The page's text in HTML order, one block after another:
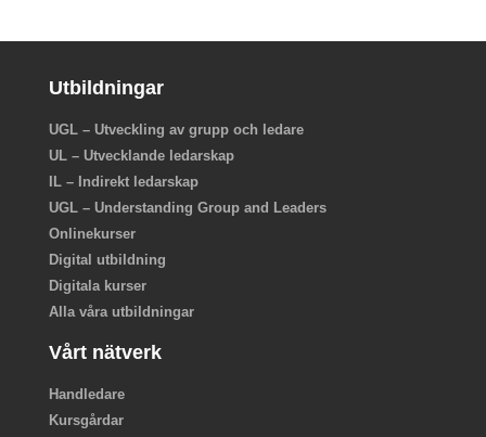
Utbildningar
UGL – Utveckling av grupp och ledare
UL – Utvecklande ledarskap
IL – Indirekt ledarskap
UGL – Understanding Group and Leaders
Onlinekurser
Digital utbildning
Digitala kurser
Alla våra utbildningar
Vårt nätverk
Handledare
Kursgårdar